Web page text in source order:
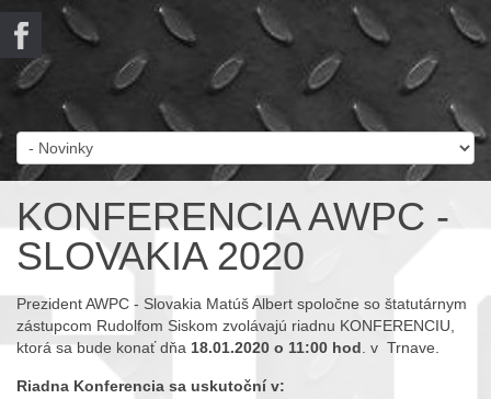
KONFERENCIA AWPC -
SLOVAKIA 2020
Prezident AWPC - Slovakia Matúš Albert spoločne so štatutárnym
zástupcom Rudolfom Siskom zvolávajú riadnu KONFERENCIU,
ktorá sa bude konať dňa 18.01.2020 o 11:00 hod . v Trnave.
Riadna Konferencia sa uskutoční v: